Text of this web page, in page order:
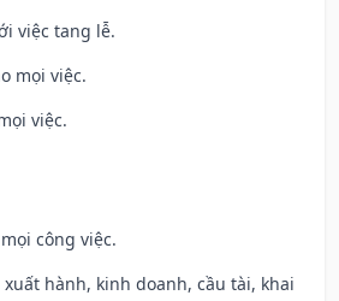
việc tang lễ.
mọi việc.
việc.
công việc.
xuất hành, kinh doanh, cầu tài, khai